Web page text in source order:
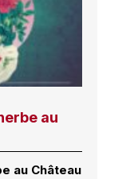
au
au Château